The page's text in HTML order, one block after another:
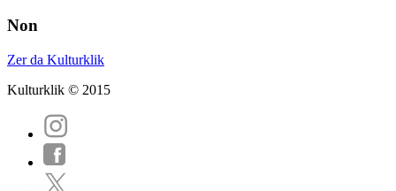
Non
Zer da Kulturklik
Kulturklik © 2015